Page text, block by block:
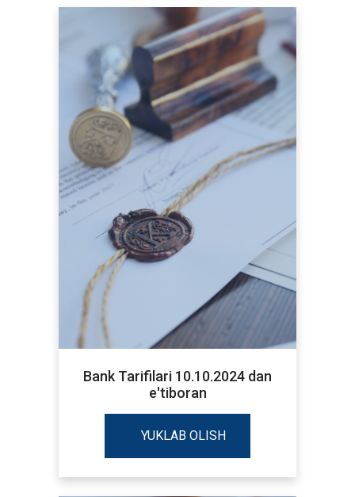
Bank Tarifilari 10.10.2024 dan
e'tiboran
YUKLAB OLISH